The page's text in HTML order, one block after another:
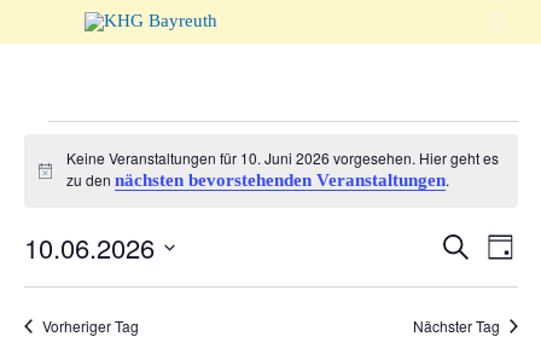

Veranstaltungen
für
10.
Hinweis
Keine Veranstaltungen für 10. Juni 2026 vorgesehen. Hier geht es
zu dennächsten bevorstehenden Veranstaltungen.
Suche
und
Suche
Tag
10.06.2026
Vorheriger Tag Nächster Tag